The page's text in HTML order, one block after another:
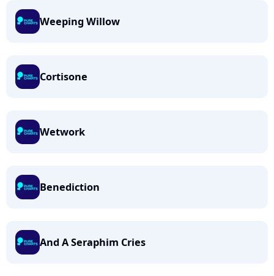
Weeping Willow
Cortisone
Wetwork
Benediction
And A Seraphim Cries